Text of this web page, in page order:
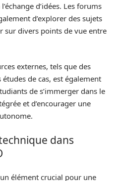
d’idées. Les forums
d’explorer des sujets
sur divers points de vue entre
externes, tels que des
de cas, est également
de s’immerger dans le
et d’encourager une
dans
élément crucial pour une